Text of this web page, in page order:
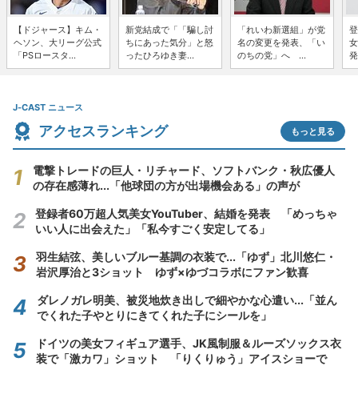
【ドジャース】キム・
ヘソン、大リーグ公式
「PSロースタ...
新党結成で「「騙し討
ちにあった気分」と怒
ったひろゆき妻...
「れいわ新選組」が党
名の変更を発表、「い
のちの党」へ ...
J-CAST ニュース
アクセスランキング もっと見る
電撃トレードの巨人・リチャード、ソフトバンク・秋広優人
の存在感薄れ...「他球団の方が出場機会ある」の声が
登録者60万超人気美女YouTuber、結婚を発表 「めっちゃ
いい人に出会えた」「私今すごく安定してる」
羽生結弦、美しいブルー基調の衣装で...「ゆず」北川悠仁・
岩沢厚治と3ショット ゆず×ゆづコラボにファン歓喜
ダレノガレ明美、被災地炊き出しで細やかな心遣い...「並ん
でくれた子やとりにきてくれた子にシールを」
ドイツの美女フィギュア選手、JK風制服＆ルーズソックス衣
装で「激カワ」ショット 「りくりゅう」アイスショーで